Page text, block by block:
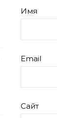
Имя
Email
Сайт